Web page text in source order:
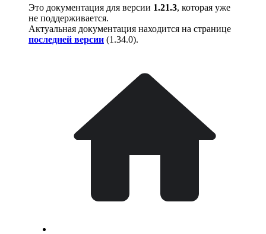
Это документация для версии 1.21.3, которая уже
не поддерживается.
Актуальная документация находится на странице
последней версии (1.34.0).